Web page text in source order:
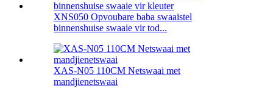
XNS050 Opvoubare baba swaaistel
binnenshuise swaaie vir tod...
XAS-N05 110CM Netswaai met
mandjienetswaai